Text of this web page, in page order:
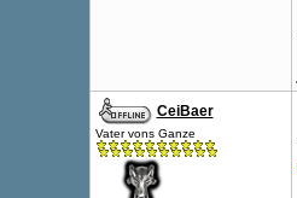
CeiBaer
Vater vons Ganze